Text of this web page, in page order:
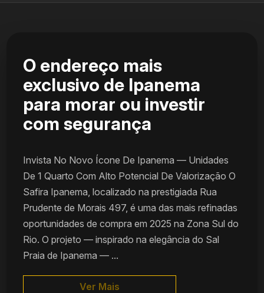
O endereço mais
exclusivo de Ipanema
para morar ou investir
com segurança
Invista No Novo Ícone De Ipanema — Unidades
De 1 Quarto Com Alto Potencial De Valorização O
Safira Ipanema, localizado na prestigiada Rua
Prudente de Morais 497, é uma das mais refinadas
oportunidades de compra em 2025 na Zona Sul do
Rio. O projeto — inspirado na elegância do Sal
Praia de Ipanema — ...
Ver Mais